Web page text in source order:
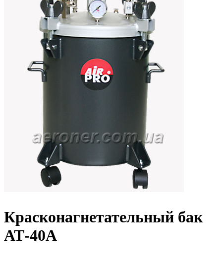
Красконагнетательный бак
АТ-40А